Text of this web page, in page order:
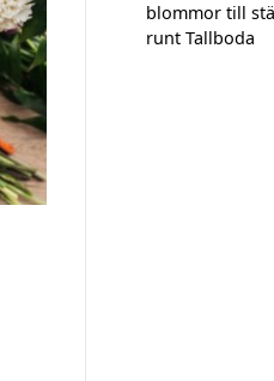
blommor till
runt Tallboda